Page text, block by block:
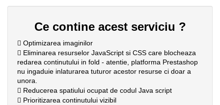
Ce contine acest serviciu ?
Optimizarea imaginilor
Eliminarea resurselor JavaScript si CSS care blocheaza
redarea continutului in fold - atentie, platforma Prestashop
nu ingaduie inlaturarea tuturor acestor resurse ci doar a
unora.
Reducerea spatiului ocupat de codul Java script
Prioritizarea continutului vizibil